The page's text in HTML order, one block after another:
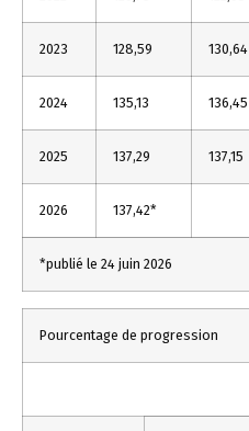
2023 128,59 130,64
2024 135,13 136,45
2025 137,29 137,15
2026 137,42*
*publié le 24 juin 2026
Pourcentage de progression